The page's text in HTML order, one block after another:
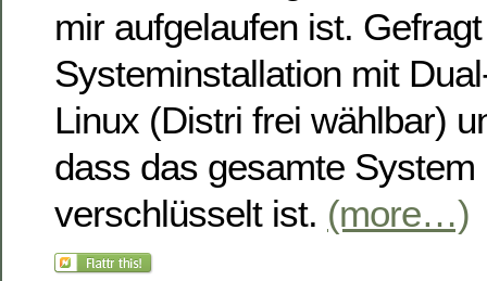
mir aufgelaufen ist.
Systeminstallation mit
Linux (Distri frei wählbar)
dass das gesamte
verschlüsselt ist. (more…)